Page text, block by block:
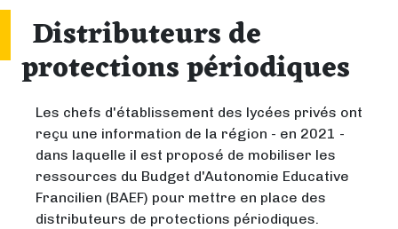
Distributeurs de
protections périodiques
Les chefs d'établissement des lycées privés ont
reçu une information de la région - en 2021 -
dans laquelle il est proposé de mobiliser les
ressources du Budget d'Autonomie Educative
Francilien (BAEF) pour mettre en place des
distributeurs de protections périodiques.